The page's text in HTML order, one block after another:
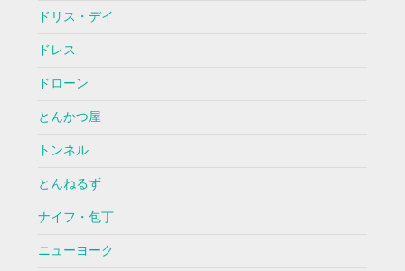
ドリス・デイ
ドレス
ドローン
とんかつ屋
トンネル
とんねるず
ナイフ・包丁
ニューヨーク